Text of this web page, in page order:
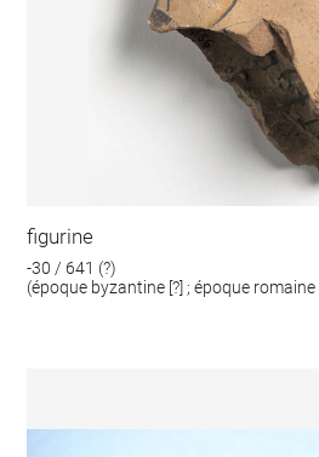
figurine
-30 / 641 (?)
(époque byzantine [?] ; époque romaine